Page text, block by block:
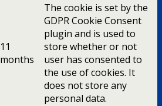
11
months
The cookie is set by the
GDPR Cookie Consent
plugin and is used to
store whether or not
user has consented to
the use of cookies. It
does not store any
personal data.